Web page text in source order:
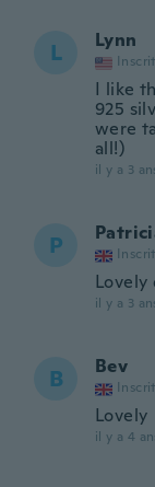
L Lynn
I like
925
were
all!)
il y a 3
P
Lovely
il y a 3
B Bev
Lovely
il y a 4